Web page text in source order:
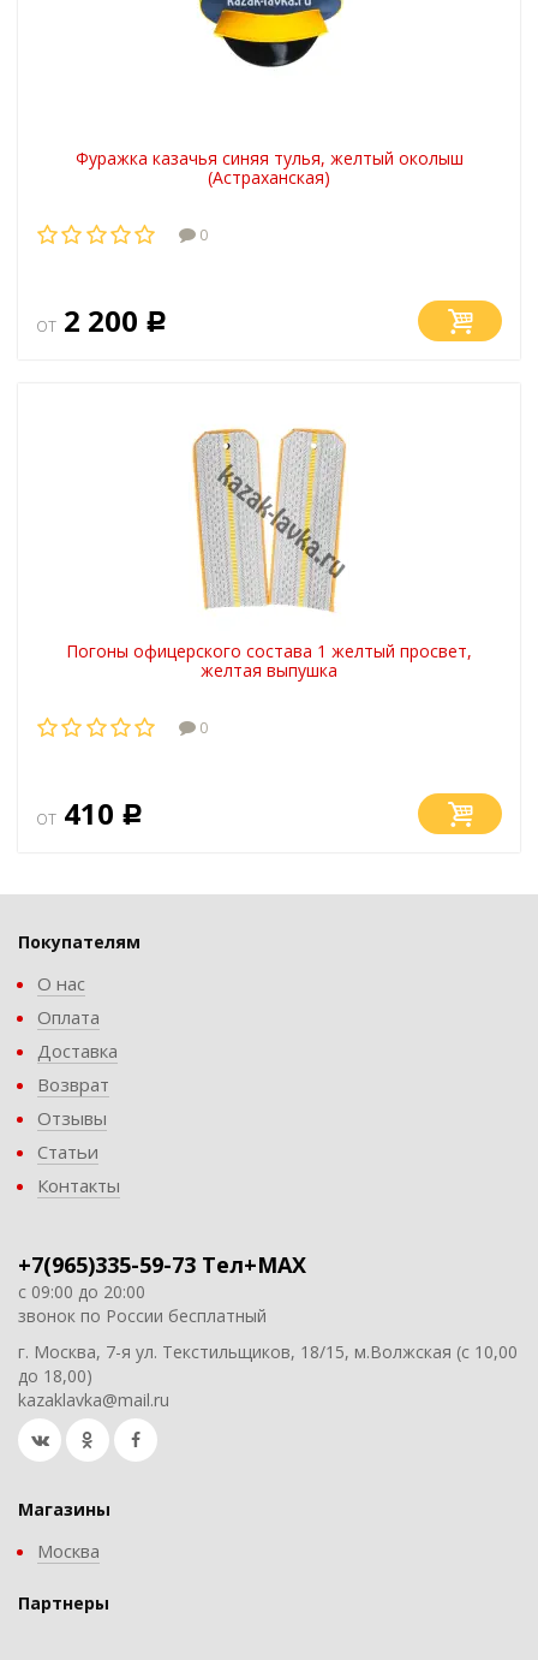
Фуражка казачья синяя тулья, желтый околыш
(Астраханская)
0
от 2 200 Р
Погоны офицерского состава 1 желтый просвет,
желтая выпушка
0
от 410 Р
Покупателям
О нас
Оплата
Доставка
Возврат
Отзывы
Статьи
Контакты
+7(965)335-59-73 Тел+MAX
с 09:00 до 20:00
звонок по России бесплатный
г. Москва, 7-я ул. Текстильщиков, 18/15, м.Волжская (с 10,00
до 18,00)
kazaklavka@mail.ru
Магазины
Москва
Партнеры